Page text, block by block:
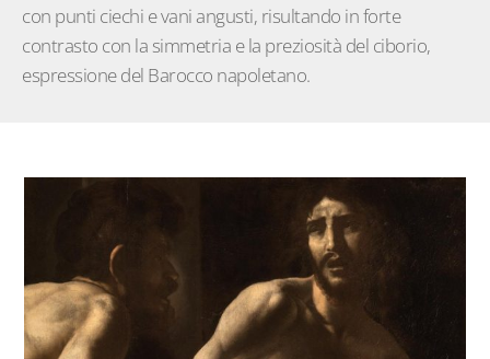
con punti ciechi e vani angusti, risultando in forte
contrasto con la simmetria e la preziosità del ciborio,
espressione del Barocco napoletano.